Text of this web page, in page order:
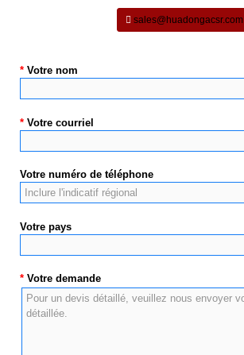
sales@huadongacsr.com
* Votre nom
* Votre courriel
Votre numéro de téléphone
Votre pays
* Votre demande